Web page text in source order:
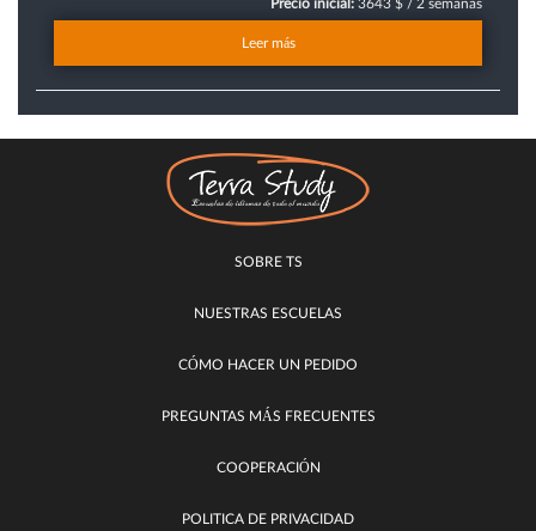
Precio inicial: 3643 $ / 2 semanas
Leer más
SOBRE TS
NUESTRAS ESCUELAS
CÓMO HACER UN PEDIDO
PREGUNTAS MÁS FRECUENTES
COOPERACIÓN
POLITICA DE PRIVACIDAD